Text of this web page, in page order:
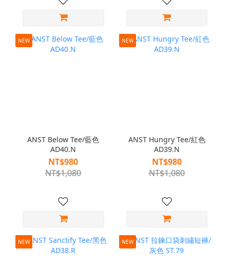
NEW
ANST Below Tee/藍色
AD40.N
NT$980
NT$1,080
NEW
ANST Hungry Tee/紅色
AD39.N
NT$980
NT$1,080
NEW NEW